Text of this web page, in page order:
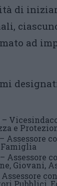
di
ad
–
e
– Assessore
– Assessore
Giovani,
Assessore
Pubblici,